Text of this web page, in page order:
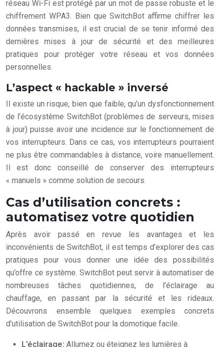
réseau Wi-Fi est protégé par un mot de passe robuste et le
chiffrement WPA3. Bien que SwitchBot affirme chiffrer les
données transmises, il est crucial de se tenir informé des
dernières mises à jour de sécurité et des meilleures
pratiques pour protéger votre réseau et vos données
personnelles.
L’aspect « hackable » inversé
Il existe un risque, bien que faible, qu’un dysfonctionnement
de l’écosystème SwitchBot (problèmes de serveurs, mises
à jour) puisse avoir une incidence sur le fonctionnement de
vos interrupteurs. Dans ce cas, vos interrupteurs pourraient
ne plus être commandables à distance, voire manuellement.
Il est donc conseillé de conserver des interrupteurs
« manuels » comme solution de secours.
Cas d’utilisation concrets :
automatisez votre quotidien
Après avoir passé en revue les avantages et les
inconvénients de SwitchBot, il est temps d’explorer des cas
pratiques pour vous donner une idée des possibilités
qu’offre ce système. SwitchBot peut servir à automatiser de
nombreuses tâches quotidiennes, de l’éclairage au
chauffage, en passant par la sécurité et les rideaux.
Découvrons ensemble quelques exemples concrets
d’utilisation de SwitchBot pour la domotique facile.
L’éclairage: Allumez ou éteignez les lumières à